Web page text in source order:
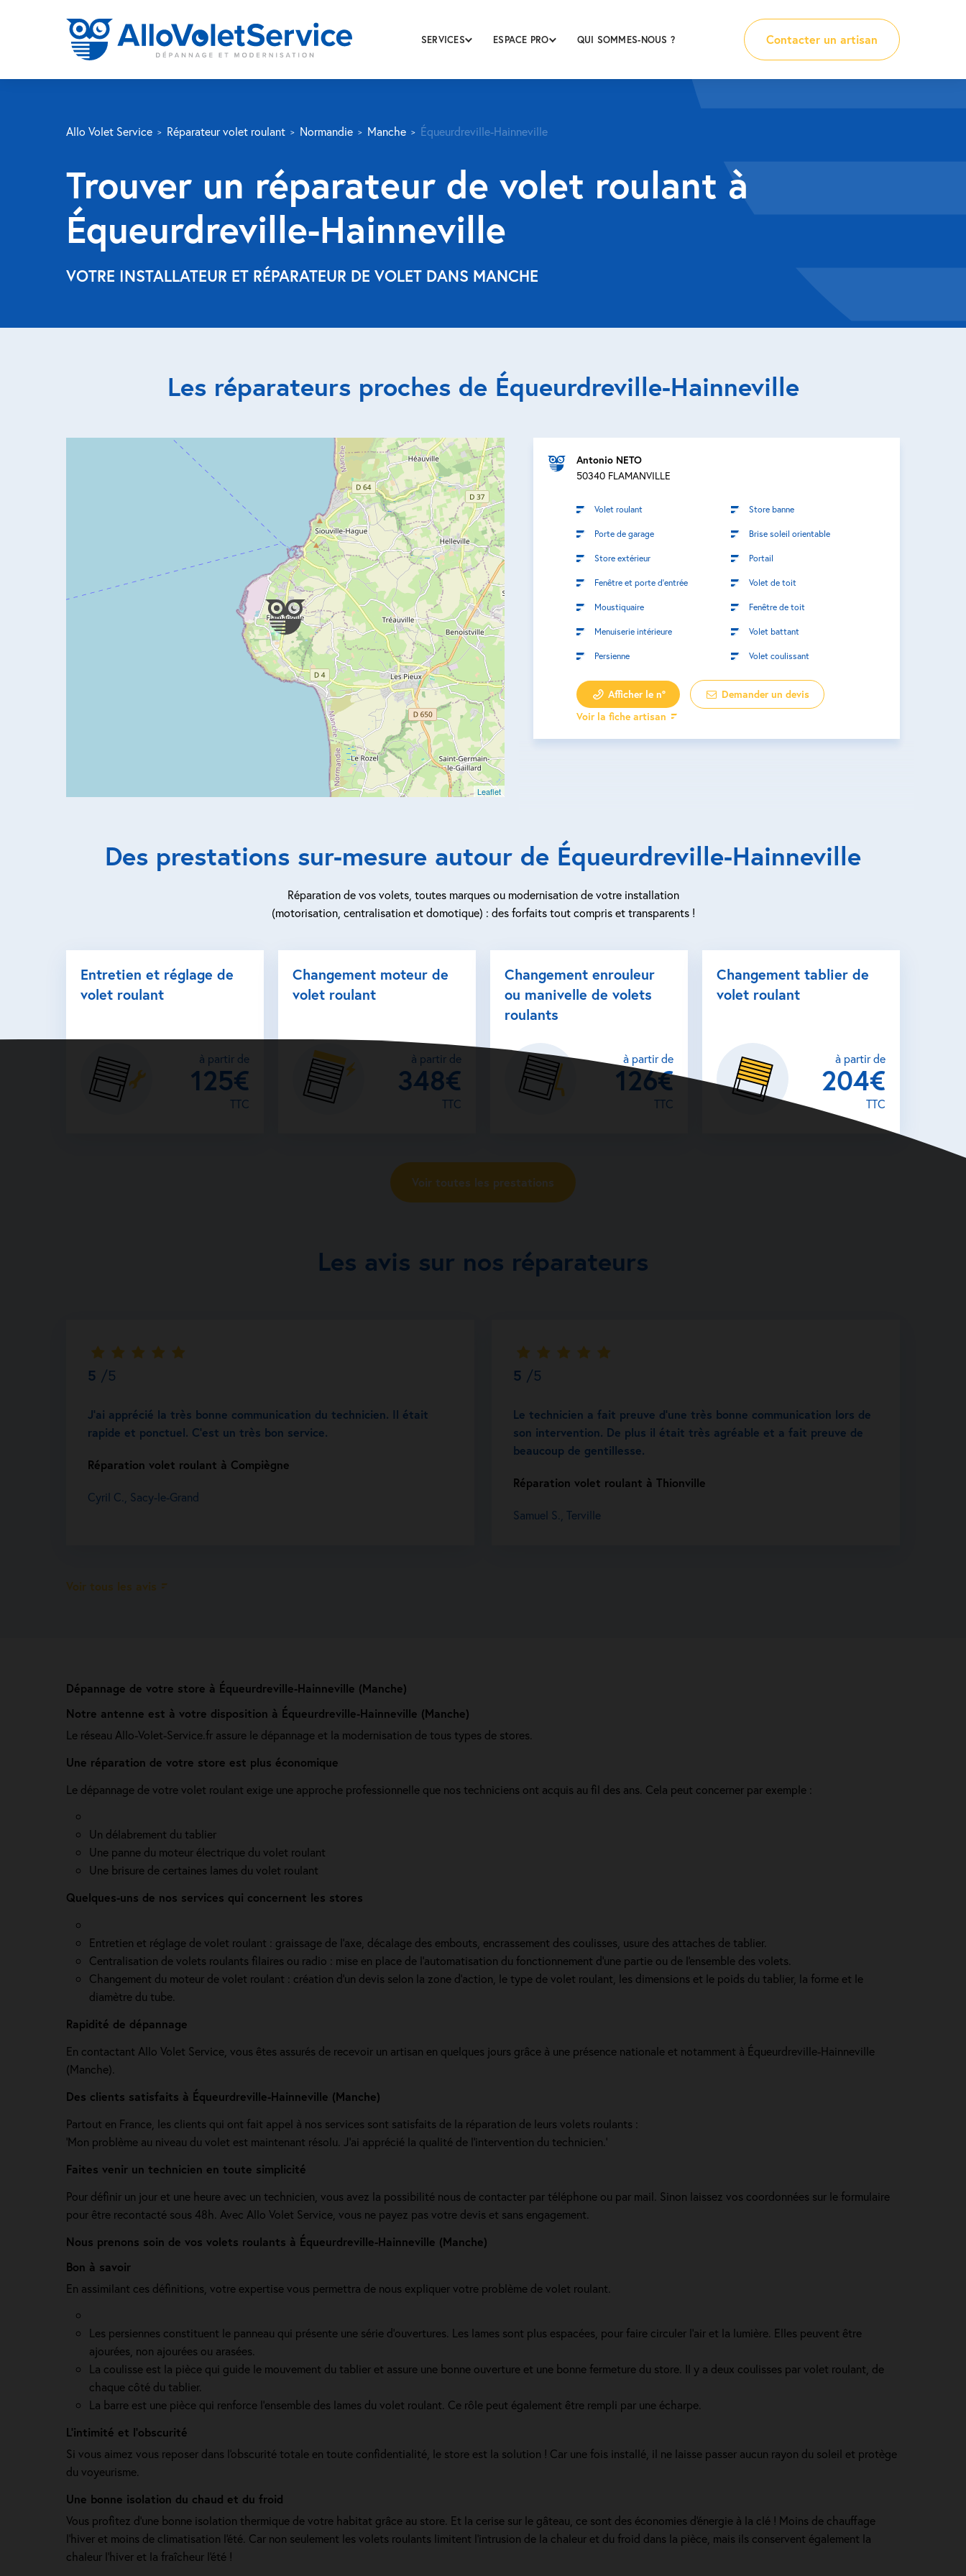
SERVICES ESPACE PRO QUI SOMMES-NOUS ? Contacter un artisan
Allo Volet Service Réparateur volet roulant Normandie Manche Équeurdreville-Hainneville
Trouver un réparateur de volet roulant à
Équeurdreville-Hainneville
VOTRE INSTALLATEUR ET RÉPARATEUR DE VOLET DANS MANCHE
Dépannage de votre store à Équeurdreville-Hainneville (Manche)
Notre antenne est à votre disposition à Équeurdreville-Hainneville (Manche)
Le réseau Allo-Volet-Service.fr assure le dépannage et la modernisation de tous types de stores.
Une réparation de votre store est plus économique
Le dépannage de votre volet roulant exige une approche professionnelle que nos techniciens ont acquis au fil des ans. Cela peut concerner par exemple :
Un délabrement du tablier
Une panne du moteur électrique du volet roulant
Une brisure de certaines lames du volet roulant
Quelques-uns de nos services qui concernent les stores
Entretien et réglage de volet roulant : graissage de l’axe, décalage des embouts, encrassement des coulisses, usure des attaches de tablier.
Centralisation de volets roulants filaires ou radio : mise en place de l'automatisation du fonctionnement d’une partie ou de l'ensemble des volets.
Changement du moteur de volet roulant : création d'un devis selon la zone d’action, le type de volet roulant, les dimensions et le poids du tablier, la forme et le
diamètre du tube.
Rapidité de dépannage
En contactant Allo Volet Service, vous êtes assurés de recevoir un artisan en quelques jours grâce à une présence nationale et notamment à Équeurdreville-Hainneville
(Manche).
Des clients satisfaits à Équeurdreville-Hainneville (Manche)
Partout en France, les clients qui ont fait appel à nos services sont satisfaits de la réparation de leurs volets roulants :
'Mon problème au niveau du volet est maintenant résolu. J’ai apprécié la qualité de l’intervention du technicien.'
Faites venir un technicien en toute simplicité
Pour définir un jour et une heure avec un technicien, vous avez la possibilité nous de contacter par téléphone ou par mail. Sinon laissez vos coordonnées sur le formulaire
pour être recontacté sous 48h. Avec Allo Volet Service, vous ne payez pas votre devis et sans engagement.
Nous prenons soin de vos volets roulants à Équeurdreville-Hainneville (Manche)
Bon à savoir
En assimilant ces définitions, votre expertise vous permettra de nous expliquer votre problème de volet roulant.
Les persiennes constituent le panneau qui présente une série d’ouvertures. Les lames sont plus espacées, pour faire circuler l’air et la lumière. Elles peuvent être
ajourées, non ajourées ou arasées.
La coulisse est la pièce qui guide le mouvement du tablier et assure une bonne ouverture et une bonne fermeture du store. Il y a deux coulisses par volet roulant, de
chaque côté du tablier.
La barre est une pièce qui renforce l’ensemble des lames du volet roulant. Ce rôle peut également être rempli par une écharpe.
L’intimité et l’obscurité
Si vous aimez vous reposer dans l'obscurité totale en toute confidentialité, le store est la solution ! Car une fois installé, il ne laisse passer aucun rayon du soleil et protège
du voyeurisme.
Une bonne isolation du chaud et du froid
Vous profitez d'une bonne isolation thermique de votre habitat grâce au store. Et la cerise sur le gâteau, ce sont des économies d'énergie à la clé ! Moins de chauffage
l'hiver et moins de climatisation l'été. Car non seulement les volets roulants limitent l'intrusion de la chaleur et du froid dans la pièce, mais ils conservent également la
chaleur l'hiver et la fraîcheur l'été !
Les réparateurs proches de Équeurdreville-Hainneville
Leaflet
Antonio NETO
50340 FLAMANVILLE
Volet roulant Store banne
Porte de garage Brise soleil orientable
Store extérieur Portail
Fenêtre et porte d’entrée Volet de toit
Moustiquaire Fenêtre de toit
Menuiserie intérieure Volet battant
Persienne Volet coulissant
Afficher le n°
Demander un devis
Voir la fiche artisan
Des prestations sur-mesure autour de Équeurdreville-Hainneville
Réparation de vos volets, toutes marques ou modernisation de votre installation
(motorisation, centralisation et domotique) : des forfaits tout compris et transparents !
Entretien et réglage de
volet roulant
à partir de
125€
TTC
Changement moteur de
volet roulant
à partir de
348€
TTC
Changement enrouleur
ou manivelle de volets
roulants
à partir de
126€
TTC
Changement tablier de
volet roulant
à partir de
204€
TTC
Voir toutes les prestations
Les avis sur nos réparateurs
5 /5
J’ai apprécié la très bonne communication du technicien. Il était
rapide et ponctuel. C’est un très bon service.
Réparation volet roulant à Compiègne
Cyril C., Sacy-le-Grand
5 /5
Le technicien a fait preuve d’une très bonne communication lors de
son intervention. De plus il était très agréable et a fait preuve de
beaucoup de gentillesse.
Réparation volet roulant à Thionville
Samuel S., Terville
Voir tous les avis